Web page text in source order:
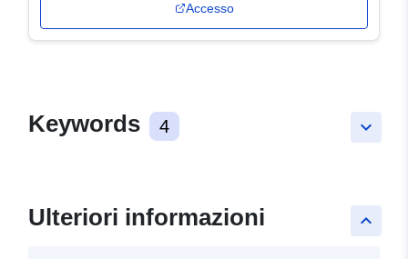
Accesso
keyboard_arrow_down
Keywords 4
keyboard_arrow_up
Ulteriori informazioni